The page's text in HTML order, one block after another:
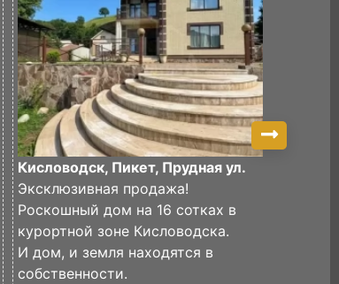
Кисловодск, Пикет, Прудная ул.
Эксклюзивная продажа!
Роскошный дом на 16 сотках в
курортной зоне Кисловодска.
И дом, и земля находятся в
собственности.